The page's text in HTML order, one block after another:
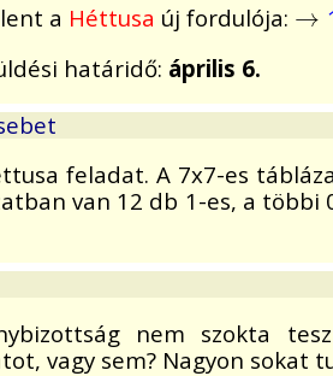
a Héttusa új fordulója: →
→
határidő: április 6.
feladat. A 7x7-es
van 12 db 1-es, a többi
nem szokta
vagy sem? Nagyon sokat